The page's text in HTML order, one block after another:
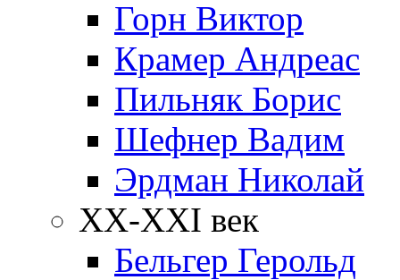
Горн Виктор
Крамер Андреас
Пильняк Борис
Шефнер Вадим
Эрдман Николай
ХХ-XXI век
Бельгер Герольд